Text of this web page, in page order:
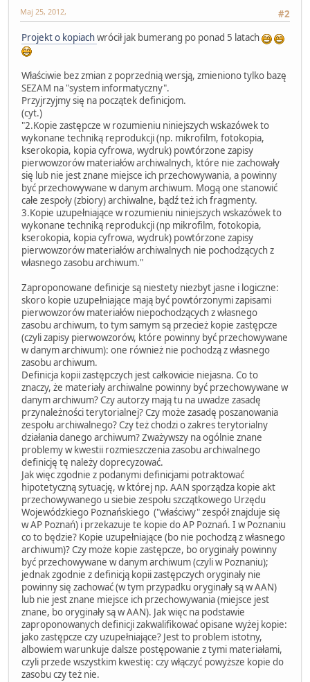
#2
Maj 25, 2012,
Projekt o kopiachwrócił jak bumerang po ponad 5 latach
Właściwie bez zmian z poprzednią wersją, zmieniono tylko bazę
SEZAM na "system informatyczny".
Przyjrzyjmy się na początek definicjom.
(cyt.)
"2.Kopie zastępcze w rozumieniu niniejszych wskazówek to
wykonane techniką reprodukcji (np. mikrofilm, fotokopia,
kserokopia, kopia cyfrowa, wydruk) powtórzone zapisy
pierwowzorów materiałów archiwalnych, które nie zachowały
się lub nie jest znane miejsce ich przechowywania, a powinny
być przechowywane w danym archiwum. Mogą one stanowić
całe zespoły (zbiory) archiwalne, bądź też ich fragmenty.
3.Kopie uzupełniające w rozumieniu niniejszych wskazówek to
wykonane techniką reprodukcji (np mikrofilm, fotokopia,
kserokopia, kopia cyfrowa, wydruk) powtórzone zapisy
pierwowzorów materiałów archiwalnych nie pochodzących z
własnego zasobu archiwum."
Zaproponowane definicje są niestety niezbyt jasne i logiczne:
skoro kopie uzupełniające mają być powtórzonymi zapisami
pierwowzorów materiałów niepochodzących z własnego
zasobu archiwum, to tym samym są przecież kopie zastępcze
(czyli zapisy pierwowzorów, które powinny być przechowywane
w danym archiwum): one również nie pochodzą z własnego
zasobu archiwum.
Definicja kopii zastępczych jest całkowicie niejasna. Co to
znaczy, że materiały archiwalne powinny być przechowywane w
danym archiwum? Czy autorzy mają tu na uwadze zasadę
przynależności terytorialnej? Czy może zasadę poszanowania
zespołu archiwalnego? Czy też chodzi o zakres terytorialny
działania danego archiwum? Zważywszy na ogólnie znane
problemy w kwestii rozmieszczenia zasobu archiwalnego
definicję tę należy doprecyzować.
Jak więc zgodnie z podanymi definicjami potraktować
hipotetyczną sytuację, w której np. AAN sporządza kopie akt
przechowywanego u siebie zespołu szczątkowego Urzędu
Wojewódzkiego Poznańskiego ("właściwy" zespół znajduje się
w AP Poznań) i przekazuje te kopie do AP Poznań. I w Poznaniu
co to będzie? Kopie uzupełniające (bo nie pochodzą z własnego
archiwum)? Czy może kopie zastępcze, bo oryginały powinny
być przechowywane w danym archiwum (czyli w Poznaniu);
jednak zgodnie z definicją kopii zastępczych oryginały nie
powinny się zachować (w tym przypadku oryginały są w AAN)
lub nie jest znane miejsce ich przechowywania (miejsce jest
znane, bo oryginały są w AAN). Jak więc na podstawie
zaproponowanych definicji zakwalifikować opisane wyżej kopie:
jako zastępcze czy uzupełniające? Jest to problem istotny,
albowiem warunkuje dalsze postępowanie z tymi materiałami,
czyli przede wszystkim kwestię: czy włączyć powyższe kopie do
zasobu czy też nie.